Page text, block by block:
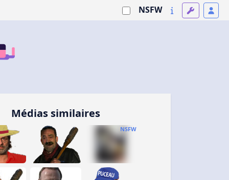
NSFW
Médias similaires
NSFW